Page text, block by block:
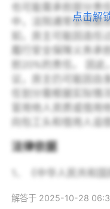
点击解
也可能需承担部分责
中，法院通常会根据
如，房主可能因选任
履行安全保障义务承
担20%的责任。 因此
议，房主仍可能因自
任划分需根据实际情
冒用他人资质或借用
向包工头和借用人追
法律依据
1、《中华人民共和
解答于 2025-10-28